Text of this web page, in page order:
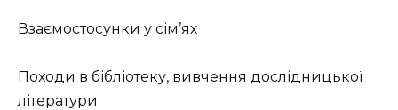
Взаємостосунки у сім’ях
Походи в бібліотеку, вивчення дослідницької
літератури